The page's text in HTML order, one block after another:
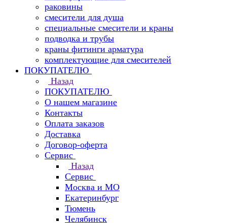
раковины
смесители для душа
специальные смесители и краны
подводка и трубы
краны фитинги арматура
комплектующие для смесителей
ПОКУПАТЕЛЮ
Назад
ПОКУПАТЕЛЮ
О нашем магазине
Контакты
Оплата заказов
Доставка
Договор-оферта
Сервис
Назад
Сервис
Москва и МО
Екатеринбург
Тюмень
Челябинск